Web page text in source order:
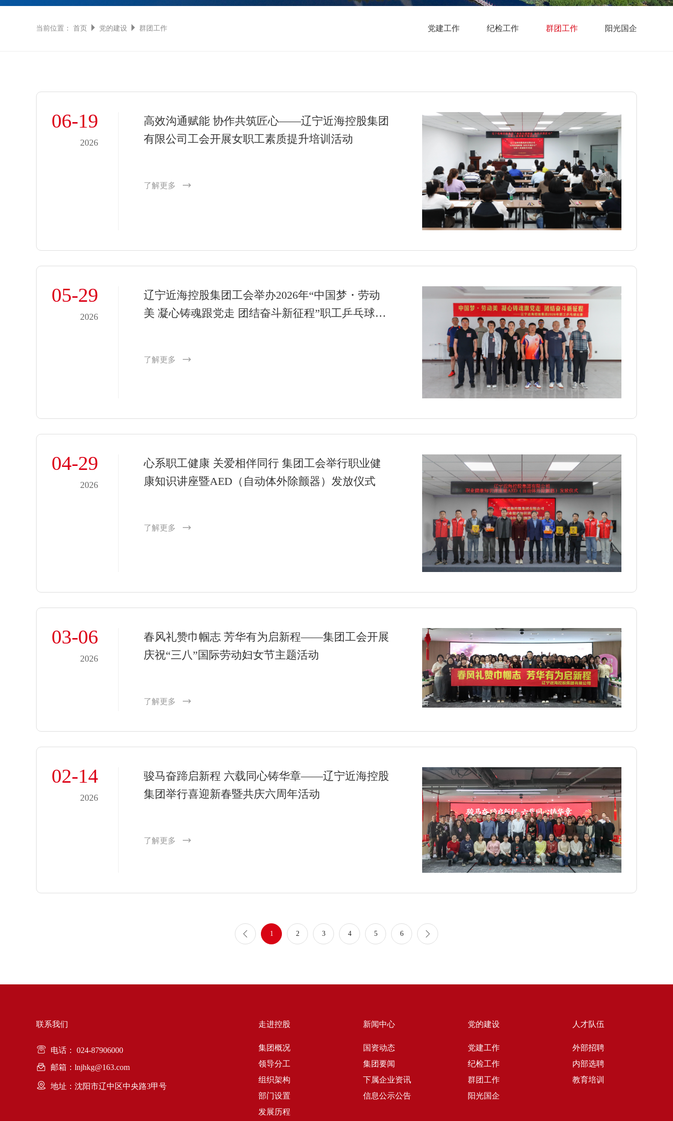
当前位置： 首页 党的建设 群团工作 党建工作 纪检工作 群团工作 阳光国企
06-19
2026
高效沟通赋能 协作共筑匠心——辽宁近海控股集团
有限公司工会开展女职工素质提升培训活动
了解更多
05-29
2026
辽宁近海控股集团工会举办2026年“中国梦・劳动
美 凝心铸魂跟党走 团结奋斗新征程”职工乒乓球比
了解更多
04-29
2026
心系职工健康 关爱相伴同行 集团工会举行职业健
康知识讲座暨AED（自动体外除颤器）发放仪式
了解更多
03-06
2026
春风礼赞巾帼志 芳华有为启新程——集团工会开展
庆祝“三八”国际劳动妇女节主题活动
了解更多
02-14
2026
骏马奋蹄启新程 六载同心铸华章——辽宁近海控股
集团举行喜迎新春暨共庆六周年活动
了解更多
1 2 3 4 5 6
联系我们
电话： 024-87906000
邮箱：lnjhkg@163.com
地址：沈阳市辽中区中央路3甲号
走进控股
集团概况
领导分工
组织架构
部门设置
发展历程
新闻中心
国资动态
集团要闻
下属企业资讯
信息公示公告
党的建设
党建工作
纪检工作
群团工作
阳光国企
人才队伍
外部招聘
内部选聘
教育培训